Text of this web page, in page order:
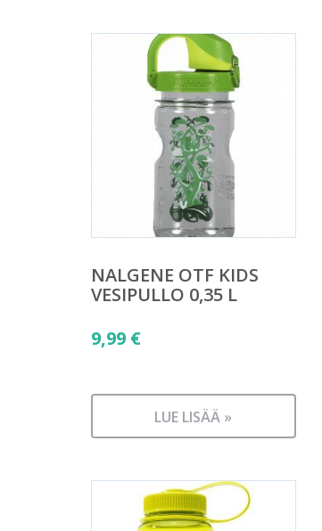
NALGENE OTF KIDS
VESIPULLO 0,35 L
9,99 €
LUE LISÄÄ »